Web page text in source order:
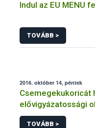
Indul az EU MENU
TOVÁBB >
2016. október 14, péntek
Csemegekukoricát
elővigyázatossági
tagállamában
TOVÁBB >